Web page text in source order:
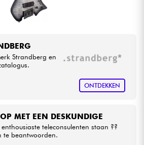
Strandberg en
ONTDEKKEN
MET EEN DESKUNDIGE
teleconsulenten staan ??
te beantwoorden.